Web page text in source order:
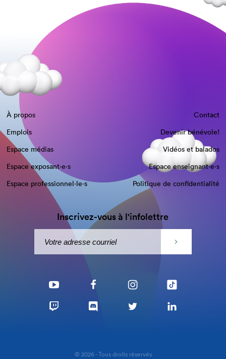
À propos
Contact
Emplois
Devenir bénévole!
Espace médias
Vidéos et balados
Espace exposant·e⋅s
Espace enseignant·e⋅s
Espace professionnel·le⋅s
Politique de confidentialité
Inscrivez-vous à l'infolettre
© 2026 - Tous droits réservés